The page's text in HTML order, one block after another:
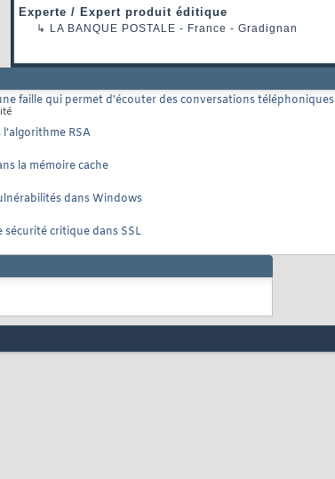
Experte / Expert produit éditique
↳ LA BANQUE POSTALE - France - Gradignan
faille qui permet d'écouter des conversations téléphoniques
RSA
la mémoire cache
dans Windows
sécurité critique dans SSL